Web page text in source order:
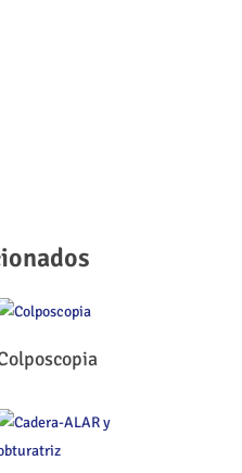
Leer Más